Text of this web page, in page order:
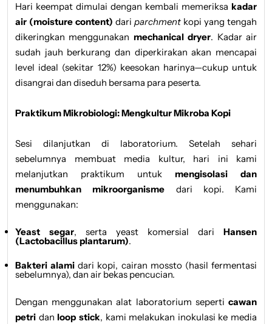
Hari keempat dimulai dengan kembali memeriksa kadar
air (moisture content) dari parchment kopi yang tengah
dikeringkan menggunakan mechanical dryer. Kadar air
sudah jauh berkurang dan diperkirakan akan mencapai
level ideal (sekitar 12%) keesokan harinya—cukup untuk
disangrai dan diseduh bersama para peserta.
Praktikum Mikrobiologi: Mengkultur Mikroba Kopi
Sesi dilanjutkan di laboratorium. Setelah sehari
sebelumnya membuat media kultur, hari ini kami
melanjutkan praktikum untuk mengisolasi dan
menumbuhkan mikroorganisme dari kopi. Kami
menggunakan:
Yeast segar, serta yeast komersial dari Hansen
(Lactobacillus plantarum).
Bakteri alami dari kopi, cairan mossto (hasil fermentasi
sebelumnya), dan air bekas pencucian.
Dengan menggunakan alat laboratorium seperti cawan
petri danloop stick, kami melakukan inokulasi ke media